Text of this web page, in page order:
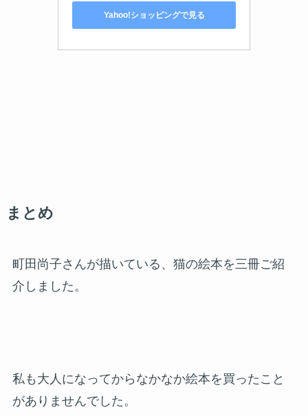
Yahoo!ショッピングで見る
まとめ
町田尚子さんが描いている、猫の絵本を三冊ご紹
介しました。
私も大人になってからなかなか絵本を買ったこと
がありませんでした。